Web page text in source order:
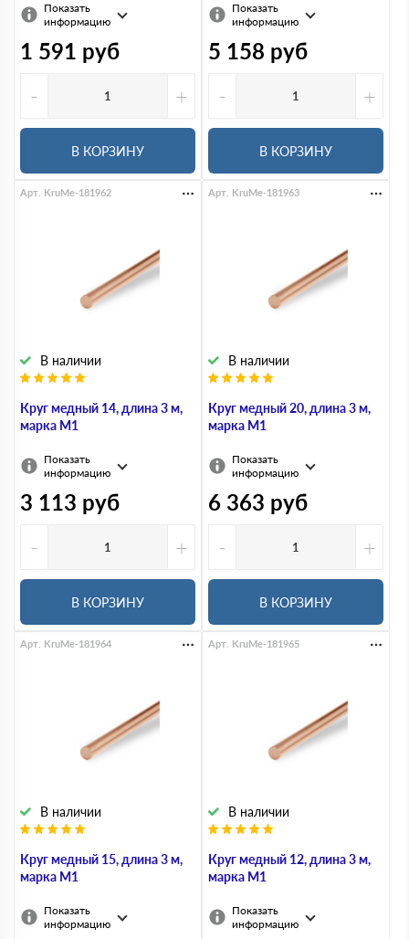
Показать
информацию
1 591 руб
-
+
В КОРЗИНУ
Показать
информацию
5 158 руб
-
+
В КОРЗИНУ
Круг медный 14, длина 3 м,
марка М1
В наличии
Арт. KruMe-181962
Показать
информацию
3 113 руб
-
+
В КОРЗИНУ
Круг медный 20, длина 3 м,
марка М1
В наличии
Арт. KruMe-181963
Показать
информацию
6 363 руб
-
+
В КОРЗИНУ
Круг медный 15, длина 3 м,
марка М1
В наличии
Арт. KruMe-181964
Показать
информацию
Круг медный 12, длина 3 м,
марка М1
В наличии
Арт. KruMe-181965
Показать
информацию